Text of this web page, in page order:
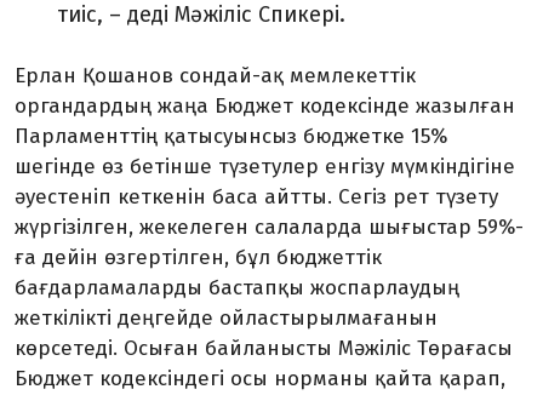
тиіс, – деді Мәжіліс Спикері.
Ерлан Қошанов сондай-ақ мемлекеттік
органдардың жаңа Бюджет кодексінде жазылған
Парламенттің қатысуынсыз бюджетке 15%
шегінде өз бетінше түзетулер енгізу мүмкіндігіне
әуестеніп кеткенін баса айтты. Сегіз рет түзету
жүргізілген, жекелеген салаларда шығыстар 59%-
ға дейін өзгертілген, бұл бюджеттік
бағдарламаларды бастапқы жоспарлаудың
жеткілікті деңгейде ойластырыл­мағанын
көрсетеді. Осыған байланысты Мәжіліс Төрағасы
Бюджет кодексіндегі осы норманы қайта қарап,